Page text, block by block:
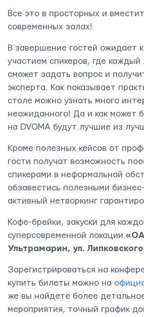
Все это в просторных и
современных залах!
В завершение гостей ожидает
участием спикеров, где
сможет задать вопрос и
эксперта. Как показывает
столе можно узнать много
неожиданного! Да и как может
на DVOMA будут лучшие из
Кроме полезных кейсов от
гости получат возможность
спикерами в неформальной
обзавестись полезными
активный нетворкинг
Кофе-брейки, закуски для
суперсовременной локации
Ультрамарин, ул.
Зарегистрироваться на
купить билеты можно на
же вы найдете более
мероприятия, точный график
Контактная информация
info@yudjes.com
Rävala pst 8-ruum 810,
Yudjes OÜ
Свяжитесь с нами